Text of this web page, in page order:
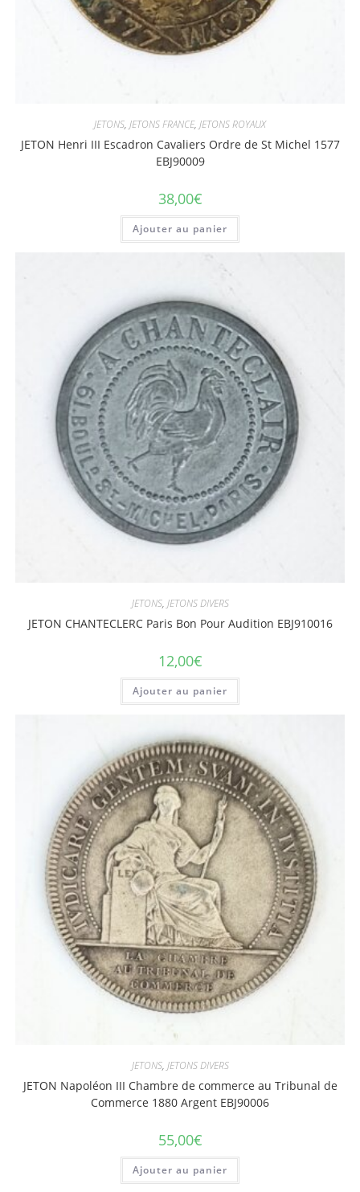
JETONS, JETONS FRANCE, JETONS ROYAUX
JETON Henri III Escadron Cavaliers Ordre de St Michel 1577
EBJ90009
38,00€
Ajouter au panier
JETONS, JETONS DIVERS
JETON CHANTECLERC Paris Bon Pour Audition EBJ910016
12,00€
Ajouter au panier
JETONS, JETONS DIVERS
JETON Napoléon III Chambre de commerce au Tribunal de
Commerce 1880 Argent EBJ90006
55,00€
Ajouter au panier